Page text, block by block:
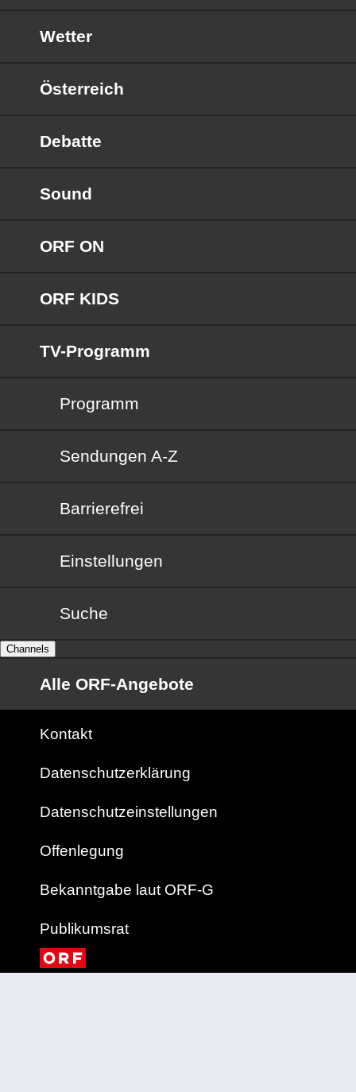
Wetter
Österreich
Debatte
Sound
ORF ON
ORF KIDS
TV-Programm
Programm
Sendungen von A bis Z
Sendungen A-Z
Barrierefrei
Barrierefrei
Einstellungen
Suche
Channels
Alle ORF-Angebote
Kontakt
Datenschutzerklärung
Datenschutzeinstellungen
Offenlegung
Bekanntgabe laut ORF-G
Publikumsrat